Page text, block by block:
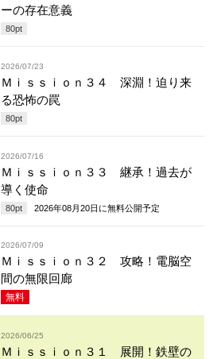
ーの存在意義
80pt
2026/07/23
Ｍｉｓｓｉｏｎ３４ 深淵！迫り来
る恐怖の罠
80pt
2026/07/16
Ｍｉｓｓｉｏｎ３３ 継承！過去が
導く使命
80pt 2026年08月20日 に無料公開予定
2026/07/09
Ｍｉｓｓｉｏｎ３２ 攻略！電脳空
間の無限回廊
無料
2026/06/25
Ｍｉｓｓｉｏｎ３１ 展開！鉄壁の